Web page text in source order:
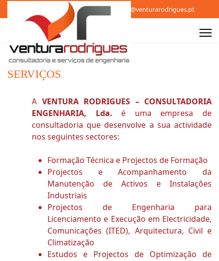
918 566 987 geral@venturarodrigues.pt
SERVIÇOS
A VENTURA RODRIGUES – CONSULTADORIA
ENGENHARIA, Lda. é uma empresa de
consultadoria que desenvolve a sua actividade
nos seguintes sectores:
Formação Técnica e Projectos de Formação
Projectos e Acompanhamento da
Manutenção de Activos e Instalações
Industriais
Projectos de Engenharia para
Licenciamento e Execução em Electricidade,
Comunicações (ITED), Arquitectura, Civil e
Climatização
Estudos e Projectos de Optimização de